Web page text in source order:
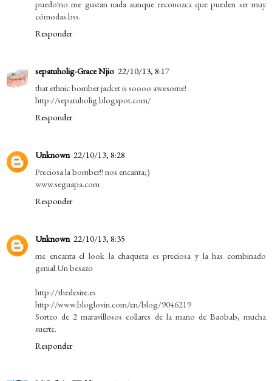
puedo!no me gustan nada aunque reconozca que pueden ser muy
cómodas.bss.
Responder
sepatuholig-Grace Njio 22/10/13, 8:17
that ethnic bomber jacket is soooo awesome!
http://sepatuholig.blogspot.com/
Responder
Unknown 22/10/13, 8:28
Preciosa la bomber!! nos encanta;)
www.seguapa.com
Responder
Unknown 22/10/13, 8:35
me encanta el look la chaqueta es preciosa y la has combinado
genial.Un besazo
http://thedesire.es
http://www.bloglovin.com/en/blog/9046219
Sorteo de 2 maravillosos collares de la mano de Baobab, mucha
suerte.
Responder